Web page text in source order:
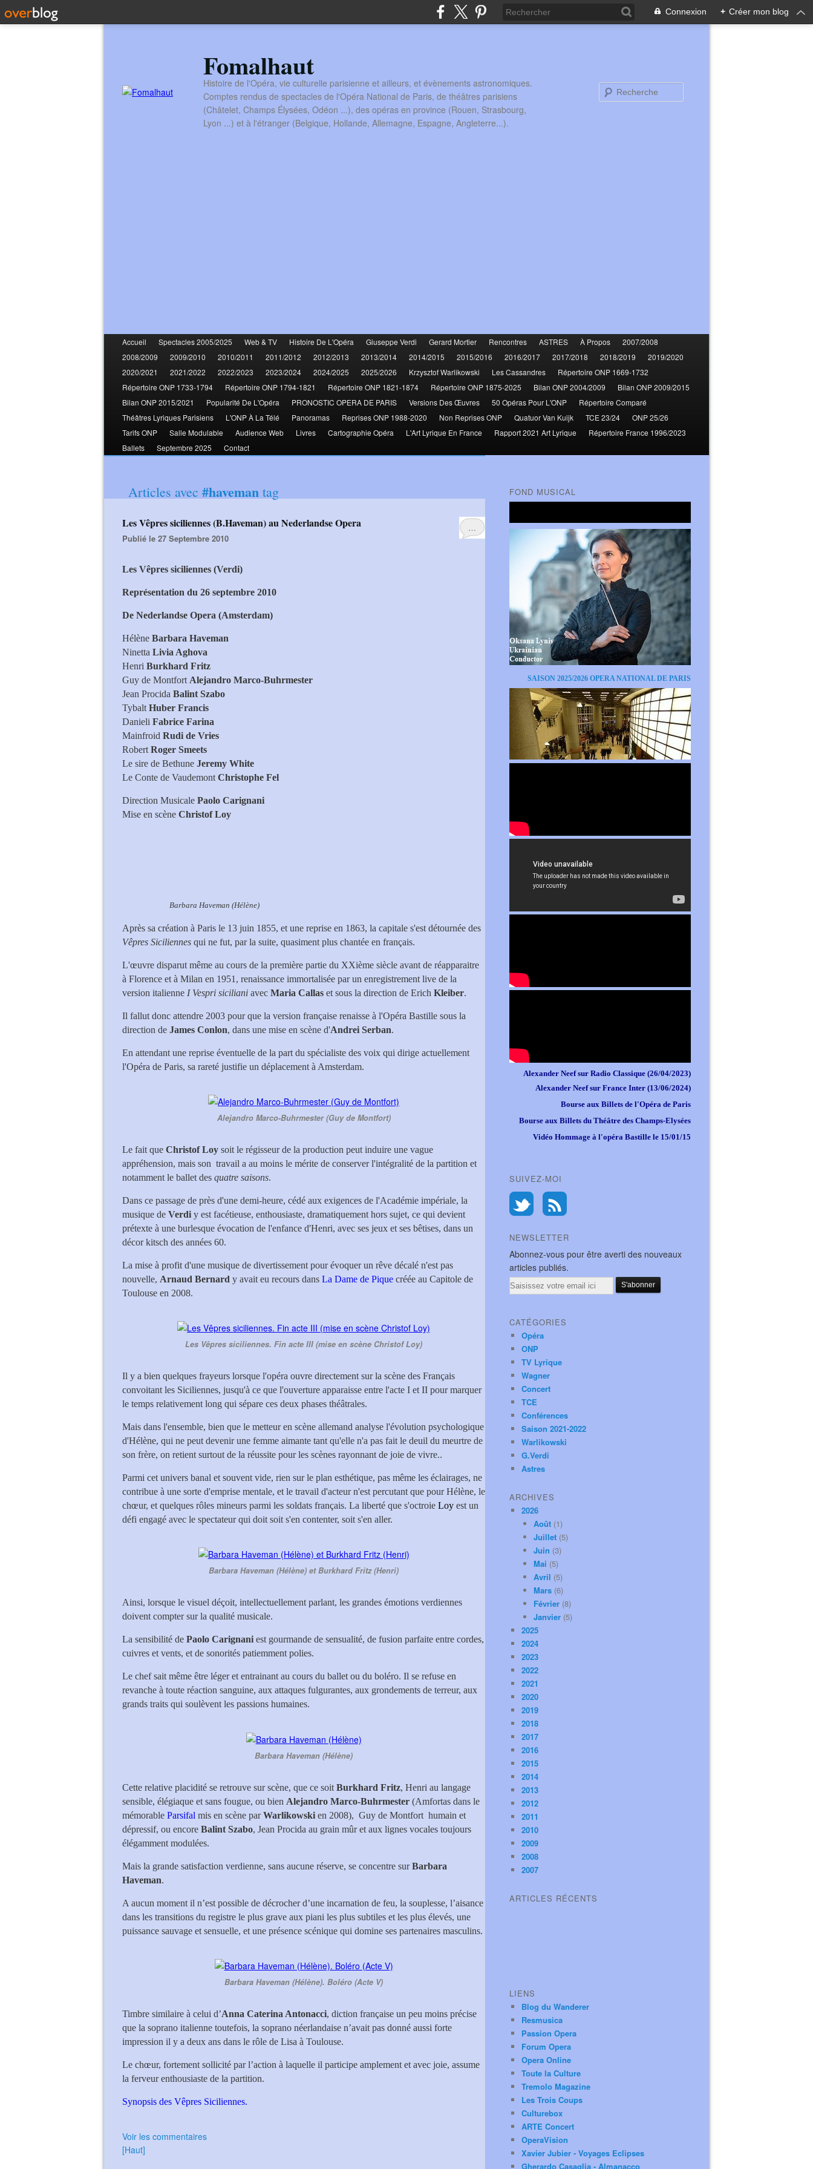
Connexion + Créer mon blog
Fomalhaut
Histoire de l'Opéra, vie culturelle parisienne et ailleurs, et évènements astronomiques.
Comptes rendus de spectacles de l'Opéra National de Paris, de théâtres parisiens
(Châtelet, Champs Élysées, Odéon ...), des opéras en province (Rouen, Strasbourg,
Lyon ...) et à l'étranger (Belgique, Hollande, Allemagne, Espagne, Angleterre...).
Accueil Spectacles 2005/2025 Web & TV Histoire De L'Opéra Giuseppe Verdi Gerard Mortier Rencontres ASTRES À Propos
2007/2008
2008/2009
2009/2010 2010/2011 2011/2012 2012/2013 2013/2014 2014/2015 2015/2016 2016/2017 2017/2018 2018/2019
2019/2020
2020/2021
2021/2022 2022/2023 2023/2024 2024/2025 2025/2026 Krzysztof Warlikowski Les Cassandres
Répertoire ONP 1669-1732
Répertoire ONP 1733-1794
Répertoire ONP 1794-1821 Répertoire ONP 1821-1874 Répertoire ONP 1875-2025 Bilan ONP 2004/2009
Bilan ONP 2009/2015
Bilan ONP 2015/2021
Popularité De L'Opéra PRONOSTIC OPERA DE PARIS Versions Des Œuvres 50 Opéras Pour L'ONP
Répertoire Comparé
Théâtres Lyriques Parisiens
L'ONP À La Télé Panoramas Reprises ONP 1988-2020 Non Reprises ONP Quatuor Van Kuijk TCE 23/24
ONP 25/26
Tarifs ONP
Salle Modulable Audience Web Livres Cartographie Opéra L'Art Lyrique En France Rapport 2021 Art Lyrique
Répertoire France 1996/2023
Ballets
Septembre 2025 Contact
Articles avec #haveman tag
…
Les Vêpres siciliennes (B.Haveman) au Nederlandse Opera
Publié le 27 Septembre 2010
Les Vêpres siciliennes (Verdi)
Représentation du 26 septembre 2010
De Nederlandse Opera (Amsterdam)
Hélène Barbara Haveman
Ninetta Livia Aghova
Henri Burkhard Fritz
Guy de Montfort Alejandro Marco-Buhrmester
Jean Procida Balint Szabo
Tybalt Huber Francis
Danieli Fabrice Farina
Mainfroid Rudi de Vries
Robert Roger Smeets
Le sire de Bethune Jeremy White
Le Conte de Vaudemont Christophe Fel
Direction Musicale Paolo Carignani
Mise en scène Christof Loy
Barbara Haveman (Hélène)
Après sa création à Paris le 13 juin 1855, et une reprise en 1863, la capitale s'est détournée des
Vêpres Siciliennes qui ne fut, par la suite, quasiment plus chantée en français.
L'œuvre disparut même au cours de la première partie du XXième siècle avant de réapparaitre
à Florence et à Milan en 1951, renaissance immortalisée par un enregistrement live de la
version italienne I Vespri siciliani avec Maria Callas et sous la direction de Erich Kleiber.
Il fallut donc attendre 2003 pour que la version française renaisse à l'Opéra Bastille sous la
direction de James Conlon, dans une mise en scène d'Andrei Serban.
En attendant une reprise éventuelle de la part du spécialiste des voix qui dirige actuellement
l'Opéra de Paris, sa rareté justifie un déplacement à Amsterdam.
Alejandro Marco-Buhrmester (Guy de Montfort)
Le fait que Christof Loy soit le régisseur de la production peut induire une vague
appréhension, mais son travail a au moins le mérite de conserver l'intégralité de la partition et
notamment le ballet des quatre saisons.
Dans ce passage de près d'une demi-heure, cédé aux exigences de l'Académie impériale, la
musique de Verdi y est facétieuse, enthousiaste, dramatiquement hors sujet, ce qui devient
prétexte à une burlesque évocation de l'enfance d'Henri, avec ses jeux et ses bêtises, dans un
décor kitsch des années 60.
La mise à profit d'une musique de divertissement pour évoquer un rêve décalé n'est pas
nouvelle, Arnaud Bernard y avait eu recours dans La Dame de Pique créée au Capitole de
Toulouse en 2008.
Les Vêpres siciliennes. Fin acte III (mise en scène Christof Loy)
Il y a bien quelques frayeurs lorsque l'opéra ouvre directement sur la scène des Français
convoitant les Siciliennes, jusqu'à ce que l'ouverture apparaisse entre l'acte I et II pour marquer
le temps relativement long qui sépare ces deux phases théâtrales.
Mais dans l'ensemble, bien que le metteur en scène allemand analyse l'évolution psychologique
d'Hélène, qui ne peut devenir une femme aimante tant qu'elle n'a pas fait le deuil du meurtre de
son frère, on retient surtout de la réussite pour les scènes rayonnant de joie de vivre..
Parmi cet univers banal et souvent vide, rien sur le plan esthétique, pas même les éclairages, ne
contribue à une sorte d'emprise mentale, et le travail d'acteur n'est percutant que pour Hélène, le
chœur, et quelques rôles mineurs parmi les soldats français. La liberté que s'octroie Loy est un
défi engagé avec le spectateur qui doit soit s'en contenter, soit s'en aller.
Barbara Haveman (Hélène) et Burkhard Fritz (Henri)
Ainsi, lorsque le visuel déçoit, intellectuellement parlant, les grandes émotions verdiennes
doivent compter sur la qualité musicale.
La sensibilité de Paolo Carignani est gourmande de sensualité, de fusion parfaite entre cordes,
cuivres et vents, et de sonorités patiemment polies.
Le chef sait même être léger et entrainant au cours du ballet ou du boléro. Il se refuse en
revanche à toute réaction sanguine, aux attaques fulgurantes, aux grondements de terreur, aux
grands traits qui soulèvent les passions humaines.
Barbara Haveman (Hélène)
Cette relative placidité se retrouve sur scène, que ce soit Burkhard Fritz, Henri au langage
sensible, élégiaque et sans fougue, ou bien Alejandro Marco-Buhrmester (Amfortas dans le
mémorable Parsifal mis en scène parWarlikowski en 2008), Guy de Montfort humain et
dépressif, ou encore Balint Szabo, Jean Procida au grain mûr et aux lignes vocales toujours
élégamment modulées.
Mais la grande satisfaction verdienne, sans aucune réserve, se concentre surBarbara
Haveman.
A aucun moment il n’est possible de décrocher d’une incarnation de feu, la souplesse, l’aisance
dans les transitions du registre le plus grave aux piani les plus subtiles et les plus élevés, une
puissance sauvage et sensuelle, et une présence scénique qui domine ses partenaires masculins.
Barbara Haveman (Hélène). Boléro (Acte V)
Timbre similaire à celui d’Anna Caterina Antonacci, diction française un peu moins précise
que la soprano italienne toutefois, la soprano néerlandaise n’avait pas donné aussi forte
impression il y a deux ans dans le rôle de Lisa à Toulouse.
Le chœur, fortement sollicité par l’action à laquelle il participe amplement et avec joie, assume
la ferveur enthousiaste de la partition.
Synopsis des Vêpres Siciliennes.
Voir les commentaires
[Haut]
FOND MUSICAL
SAISON 2025/2026 OPERA NATIONAL DE PARIS
Alexander Neef sur Radio Classique (26/04/2023)
Alexander Neef sur France Inter (13/06/2024)
Bourse aux Billets de l'Opéra de Paris
Bourse aux Billets du Théâtre des Champs-Elysées
Vidéo Hommage à l'opéra Bastille le 15/01/15
SUIVEZ-MOI
NEWSLETTER
Abonnez-vous pour être averti des nouveaux
articles publiés.
Email
CATÉGORIES
Opéra
ONP
TV Lyrique
Wagner
Concert
TCE
Conférences
Saison 2021-2022
Warlikowski
G.Verdi
Astres
ARCHIVES
2026
Août (1)
Juillet (5)
Juin (3)
Mai (5)
Avril (5)
Mars (6)
Février (8)
Janvier (5)
2025
2024
2023
2022
2021
2020
2019
2018
2017
2016
2015
2014
2013
2012
2011
2010
2009
2008
2007
ARTICLES RÉCENTS
LIENS
Blog du Wanderer
Resmusica
Passion Opera
Forum Opera
Opera Online
Toute la Culture
Tremolo Magazine
Les Trois Coups
Culturebox
ARTE Concert
OperaVision
Xavier Jubier - Voyages Eclipses
Gherardo Casaglia - Almanacco